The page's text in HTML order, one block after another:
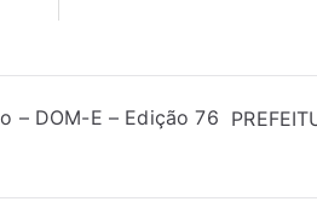
– DOM-E – Edição 76